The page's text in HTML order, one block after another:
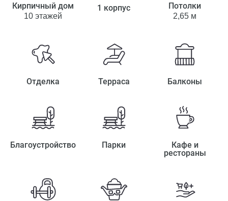
Кирпичный дом
10 этажей
1 корпус Потолки
2,65 м
Отделка Терраса Балконы
Благоустройство Парки
Кафе и
рестораны